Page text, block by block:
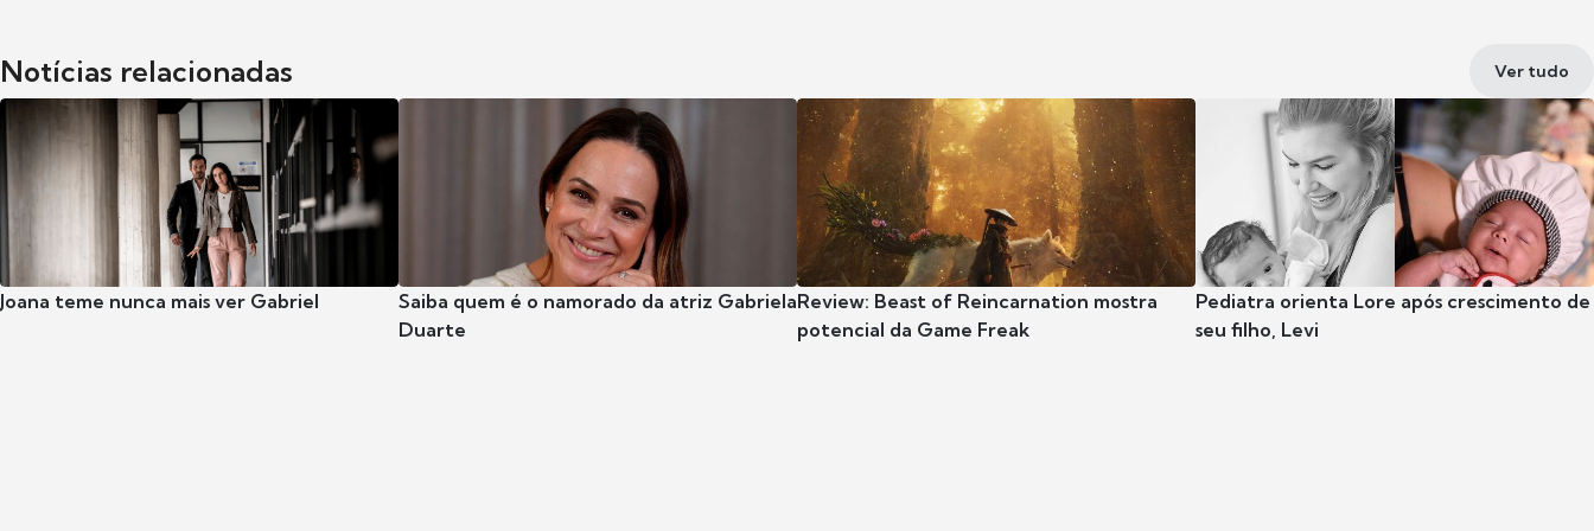
Notícias relacionadas Ver tudo
Joana teme nunca mais ver Gabriel
Saiba quem é o namorado da atriz Gabriela
Duarte
Review: Beast of Reincarnation mostra
potencial da Game Freak
Pediatra orienta Lore após crescimento de
seu filho, Levi